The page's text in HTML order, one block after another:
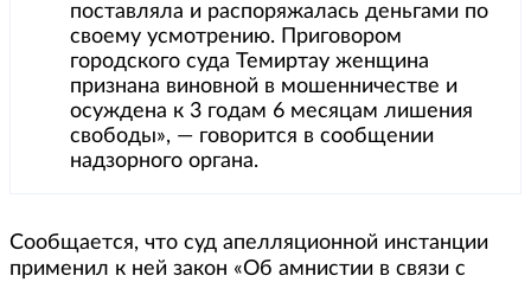
поставляла и распоряжалась деньгами по
своему усмотрению. Приговором
городского суда Темиртау женщина
признана виновной в мошенничестве и
осуждена к 3 годам 6 месяцам лишения
свободы», — говорится в сообщении
надзорного органа.
Сообщается, что суд апелляционной инстанции
применил к ней закон «Об амнистии в связи с